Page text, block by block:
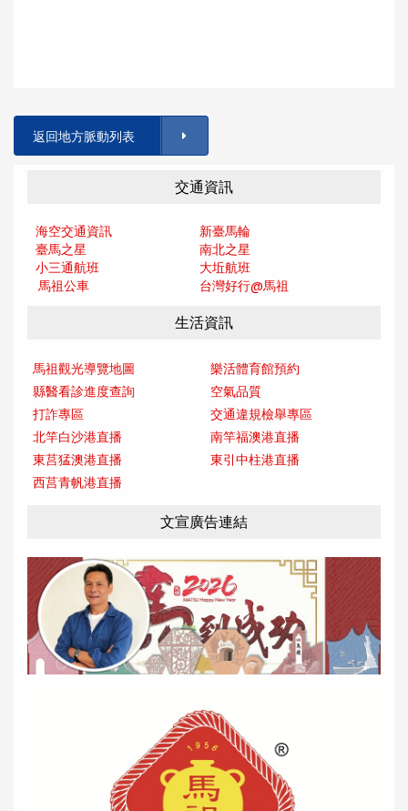
返回地方脈動列表
交通資訊
海空交通資訊
新臺馬輪
臺馬之星
南北之星
小三通航班
大坵航班
馬祖公車
台灣好行@馬祖
生活資訊
馬祖觀光導覽地圖
樂活體育館預約
縣醫看診進度查詢
空氣品質
打詐專區
交通違規檢舉專區
北竿白沙港直播
南竿福澳港直播
東莒猛澳港直播
東引中柱港直播
西莒青帆港直播
文宣廣告連結